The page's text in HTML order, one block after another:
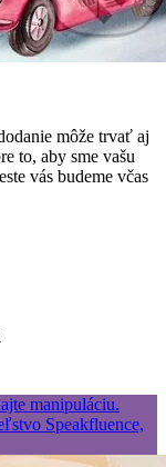
môže trvať aj
to, aby sme vašu
vás budeme včas